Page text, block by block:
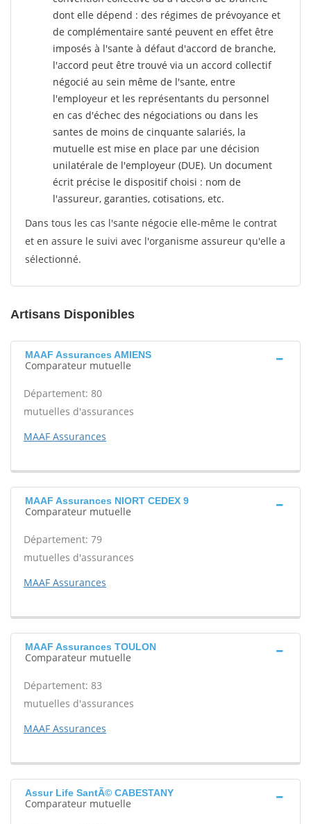
dont elle dépend : des régimes de prévoyance et
de complémentaire santé peuvent en effet être
imposés à l'sante à défaut d'accord de branche,
l'accord peut être trouvé via un accord collectif
négocié au sein même de l'sante, entre
l'employeur et les représentants du personnel
en cas d'échec des négociations ou dans les
santes de moins de cinquante salariés, la
mutuelle est mise en place par une décision
unilatérale de l'employeur (DUE). Un document
écrit précise le dispositif choisi : nom de
l'assureur, garanties, cotisations, etc.
Dans tous les cas l'sante négocie elle-même le contrat
et en assure le suivi avec l'organisme assureur qu'elle a
sélectionné.
Artisans Disponibles
MAAF Assurances AMIENS
Comparateur mutuelle
Département: 80
mutuelles d'assurances
MAAF Assurances
MAAF Assurances NIORT CEDEX 9
Comparateur mutuelle
Département: 79
mutuelles d'assurances
MAAF Assurances
MAAF Assurances TOULON
Comparateur mutuelle
Département: 83
mutuelles d'assurances
MAAF Assurances
Assur Life SantÃ© CABESTANY
Comparateur mutuelle